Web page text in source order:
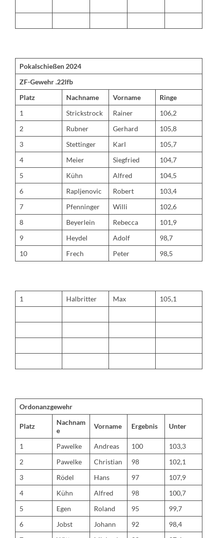
Pokalschießen 2024
ZF-Gewehr .22lfb
Platz
Nachname Vorname
Ringe
1
Strickstrock Rainer
106,2
2
Rubner Gerhard
105,8
3
Stettinger Karl
105,7
4
Meier Siegfried
104,7
5
Kühn Alfred
104,5
6
Rapljenovic Robert
103,4
7
Pfenninger Willi
102,6
8
Beyerlein Rebecca
101,9
9
Heydel Adolf
98,7
10
Frech Peter 98,5
1 Halbritter Max 105,1
Ordonanzgewehr
Platz
Nachnam
e
Vorname Ergebnis Unter
1 Pawelke Andreas 100
103,3
2
Pawelke Christian 98
102,1
3
Rödel Hans 97
107,9
4
Kühn Alfred 98
100,7
5
Egen Roland 95
99,7
6
Jobst Johann 92
98,4